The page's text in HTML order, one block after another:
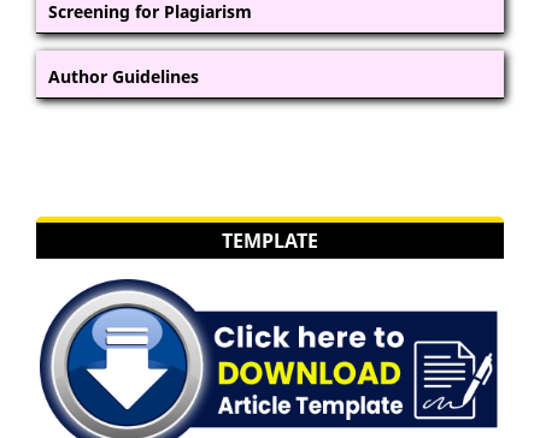
Screening for Plagiarism
Author Guidelines
TEMPLATE